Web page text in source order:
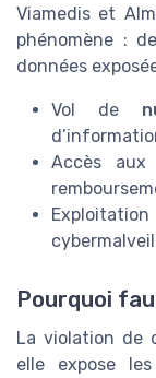
Viamedis et
phénomène :
données
Vol de
Accès aux
Pourquoi
La violation de
elle expose